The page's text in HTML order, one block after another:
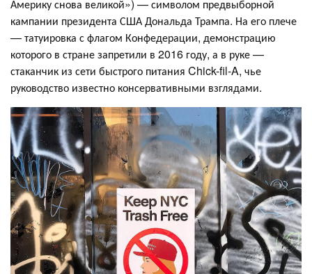
Америку снова великой») — символом предвыборной
кампании президента США Дональда Трампа. На его плече
— татуировка с флагом Конфедерации, демонстрацию
которого в стране запретили в 2016 году, а в руке —
стаканчик из сети быстрого питания Chick-fil-A, чье
руководство известно консервативными взглядами.